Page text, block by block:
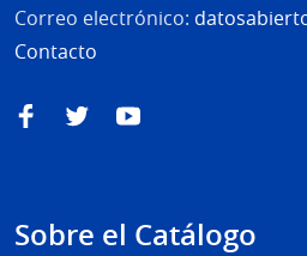
Correo electrónico:
Contacto
FacebookTwitterYouTube
Sobre el Catálogo